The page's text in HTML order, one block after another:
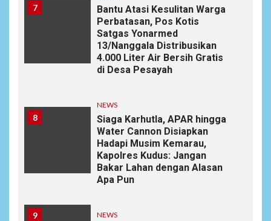
7
Bantu Atasi Kesulitan Warga
Perbatasan, Pos Kotis
Satgas Yonarmed
13/Nanggala Distribusikan
4.000 Liter Air Bersih Gratis
di Desa Pesayah
8
NEWS
Siaga Karhutla, APAR hingga
Water Cannon Disiapkan
Hadapi Musim Kemarau,
Kapolres Kudus: Jangan
Bakar Lahan dengan Alasan
Apa Pun
9 NEWS